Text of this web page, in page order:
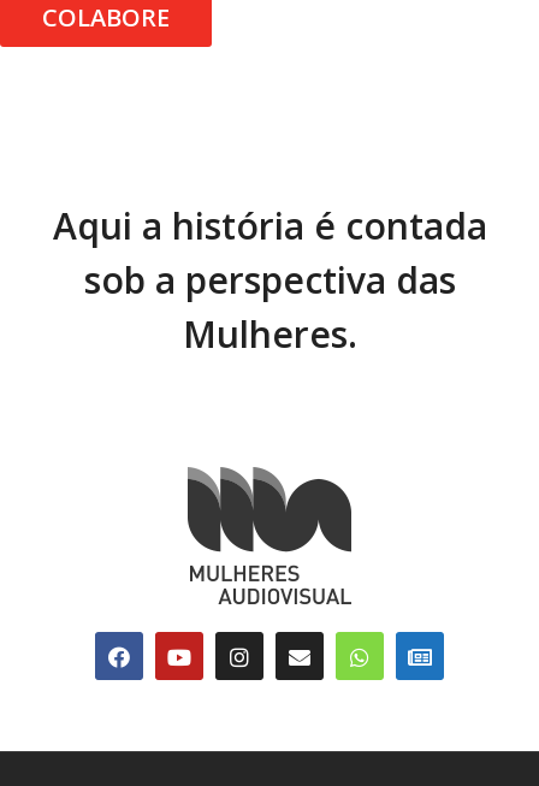
COLABORE
Aqui a história é contada
sob a perspectiva das
Mulheres.